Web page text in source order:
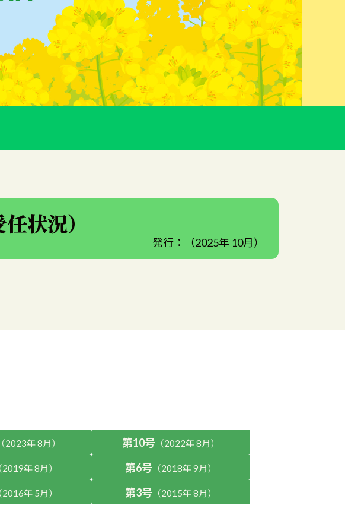
状況）
発行：（2025年 10月）
（2023年 8月） 第10号 （2022年 8月）
2019年 8月） 第6号 （2018年 9月）
2016年 5月） 第3号 （2015年 8月）